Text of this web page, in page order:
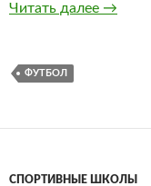
Читать далее ДЮСШ
→
ФУТБОЛ
СПОРТИВНЫЕ ШКОЛЫ